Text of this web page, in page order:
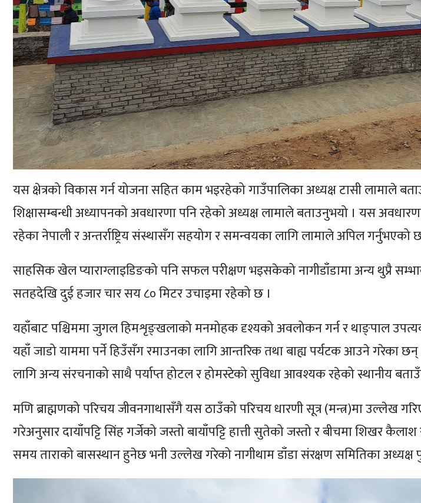
यस क्षेत्रको विकास गर्न योजना सहित काम भइरहेको गाउँपालिका अध्यक्ष टासी लामाले
शिक्षासम्बन्धी अध्यापनको अवधारणा पनि रहेको अध्यक्ष लामाले बताउनुभयो । यस
रहेका नेपाली र अन्तर्राष्ट्रिय संस्थासँग सहयोग र समन्वयका लागि लामाले अपिल गर्नुभएको
साहसिक खेल प्याराग्लाइडिङको पनि सफल परीक्षण भइसकेको नागीडाँडामा अन्य थुप्रै
सतहदेखि दुई हजार चार सय ८० मिटर उचाइमा रहेको छ ।
यहाँबाट पश्चिममा जुगल हिमशृङ्खलाको मनमोहक दृश्यको अवलोकन गर्न र थाङ्पाल
यहाँ जाडो याममा पर्ने हिउँसँग रमाउनका लागि आन्तरिक तथा बाह्य पर्यटक आउने गरेका छन्
लागि अन्य संरचनाको साथै पर्याप्त होटल र होमस्टेको सुविधा आवश्यक रहेको स्थानीय
मणि ब्राह्मणको परिचय जीवनगाथासँगै यस ठाउँको परिचय धारणी सूत्र (मन्त्र)मा उल्लेख
गरेअनुसार दायाँपट्टि सिंह गर्जेको जस्तो बायाँपट्टि हात्ती सुतेको जस्तो र बीचमा शिखर
समय ताराको बासस्थान हुनेछ भनी उल्लेख गरेको नागीथाम डाँडा संरक्षण समितिका अध्यक्ष